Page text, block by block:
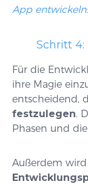
App
Schritt
Für die
ihre Magie
entscheidend,
festzulegen.
Phasen und
Außerdem